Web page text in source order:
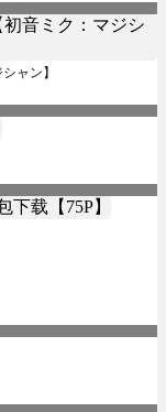
ャン】